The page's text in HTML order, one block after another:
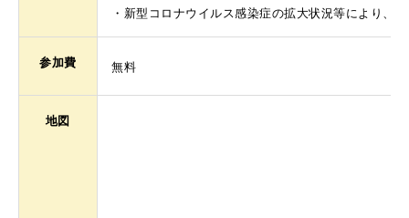
・新型コロナウイルス感染症の拡大状況等により、
参加費 無料
地図